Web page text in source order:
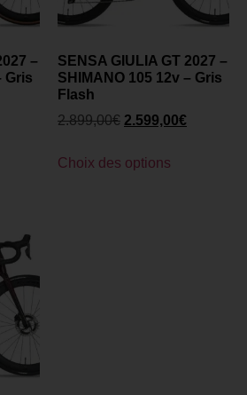
–
Gris
SENSA GIULIA GT 2027 –
SHIMANO 105 12v – Gris
Flash
2.899,00€ 2.599,00€
Choix des options